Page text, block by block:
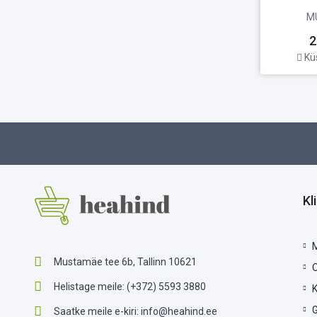
Mustamäe tee 6b, Tallinn 10621
Helistage meile: (+372) 5593 3880
Saatke meile e-kiri: info@heahind.ee